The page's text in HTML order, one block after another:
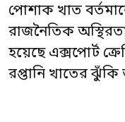
পোশাক খাত
রাজনৈতিক
হয়েছে এক্সপোর্ট
রপ্তানি খাতের